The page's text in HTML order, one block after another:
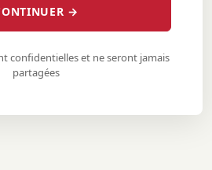
→
confidentielles et ne seront jamais
partagées